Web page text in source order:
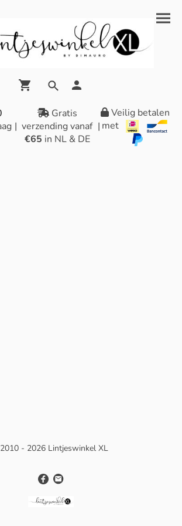
|
Gratis
verzending vanaf
€65 in NL & DE
|
Veilig betalen
met
- 2026 Lintjeswinkel XL